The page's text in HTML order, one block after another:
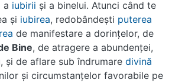
a iubirii şi a binelui. Atunci când te
şi iubirea, redobândeşti puterea
de manifestare a dorinţelor, de
Bine, de atragere a abundenţei,
şi de aflare sub îndrumare divină
şi circumstanţelor favorabile pe